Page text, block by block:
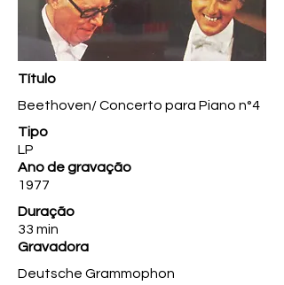
Título
Beethoven/ Concerto para Piano n°4
Tipo
LP
Ano de gravação
1977
Duração
33 min
Gravadora
Deutsche Grammophon